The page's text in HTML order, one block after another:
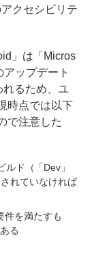
クセシビリテ
」は「Micros
ップデート
れるため、ユ
時点では以下
で注意した
ド（「Dev」
れていなければ
件を満たすも
る